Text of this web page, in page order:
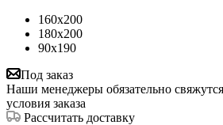
160x200
180x200
90x190
Под заказ
Наши менеджеры обязательно
условия заказа
Рассчитать доставку